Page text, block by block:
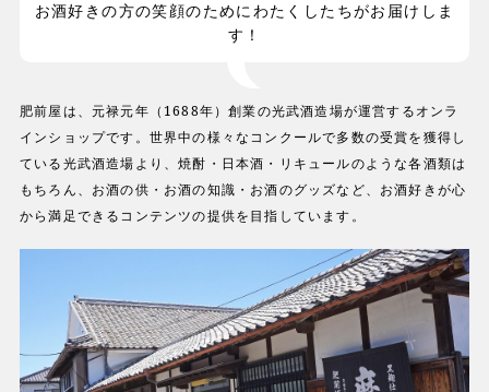
お酒好きの方の笑顔のためにわたくしたちがお届けしま
す！
肥前屋は、元禄元年（1688年）創業の光武酒造場が運営するオンラ
インショップです。世界中の様々なコンクールで多数の受賞を獲得し
ている光武酒造場より、焼酎・日本酒・リキュールのような各酒類は
もちろん、お酒の供・お酒の知識・お酒のグッズなど、お酒好きが心
から満足できるコンテンツの提供を目指しています。